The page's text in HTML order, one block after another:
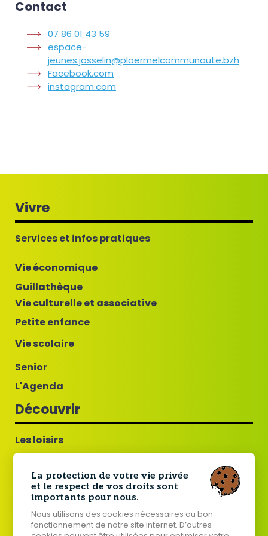
Contact
07 86 01 43 59
espace-
jeunes.josselin@ploermelcommunaute.bzh
Facebook.com
instagram.com
Vivre
Services et infos pratiques
Vie économique
Guillathèque
Vie culturelle et associative
Petite enfance
Vie scolaire
Senior
L'Agenda
Découvrir
Les loisirs
Tourisme
Histoire de Guillac
Jumelage Guillac - Tard
La protection de votre vie privée
et le respect de vos droits sont
importants pour nous.
Nous utilisons des cookies nécessaires au bon
fonctionnement de notre site internet. D’autres